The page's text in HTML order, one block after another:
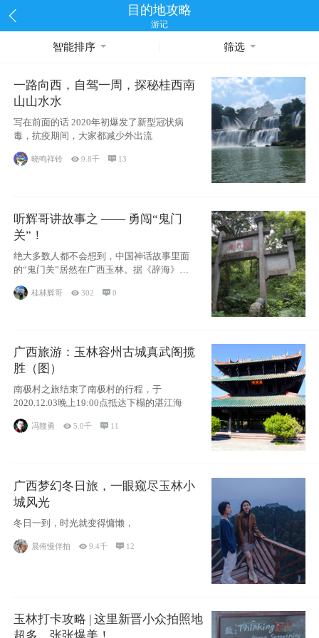
目的地攻略
游记
智能排序 筛选
一路向西，自驾一周，探秘桂西南
山山水水
写在前面的话 2020年初爆发了新型冠状病
毒，抗疫期间，大家都减少外出流
晓鸣祥铃 9.8千  13
听辉哥讲故事之 —— 勇闯“鬼门
关”！
绝大多数人都不会想到，中国神话故事里面
的“鬼门关”居然在广西玉林。据《辞海》记
桂林辉哥  302 0
广西旅游：玉林容州古城真武阁揽
胜（图）
南极村之旅结束了南极村的行程，于
2020.12.03晚上19:00点抵达下榻的湛江海
冯赣勇 5.0千  11
广西梦幻冬日旅，一眼窥尽玉林小
城风光
冬日一到，时光就变得慵懒，
晨侑慢伴拍 9.4千  12
玉林打卡攻略 | 这里新晋小众拍照地